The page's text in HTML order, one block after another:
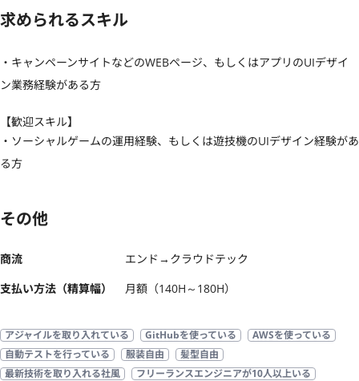
求められるスキル
・キャンペーンサイトなどのWEBページ、もしくはアプリのUIデザイ
ン業務経験がある方
【歓迎スキル】
・ソーシャルゲームの運用経験、もしくは遊技機のUIデザイン経験があ
る方
その他
商流
エンド→クラウドテック
支払い方法（精算幅）
月額（140H～180H）
アジャイルを取り入れている GitHubを使っている
AWSを使っている
自動テストを行っている
服装自由
髪型自由
最新技術を取り入れる社風
フリーランスエンジニアが10人以上いる